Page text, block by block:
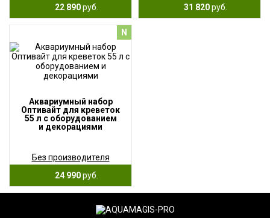
22 890руб.
31 820руб.
Аквариумный набор
Оптивайт для креветок
55 л с оборудованием
и декорациями
Без производителя
24 990руб.
N